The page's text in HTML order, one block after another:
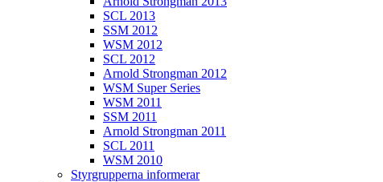
SCL 2013
SSM 2012
WSM 2012
SCL 2012
Arnold Strongman 2012
WSM Super Series
WSM 2011
SSM 2011
Arnold Strongman 2011
SCL 2011
WSM 2010
Styrgrupperna informerar